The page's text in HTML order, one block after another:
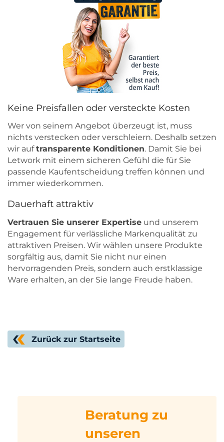
Keine Preisfallen oder versteckte Kosten
Wer von seinem Angebot überzeugt ist, muss
nichts verstecken oder verschleiern. Deshalb setzen
wir auftransparente Konditionen. Damit Sie bei
Letwork mit einem sicheren Gefühl die für Sie
passende Kaufentscheidung treffen können und
immer wiederkommen.
Dauerhaft attraktiv
Vertrauen Sie unserer Expertise und unserem
Engagement für verlässliche Markenqualität zu
attraktiven Preisen. Wir wählen unsere Produkte
sorgfältig aus, damit Sie nicht nur einen
hervorragenden Preis, sondern auch erstklassige
Ware erhalten, an der Sie lange Freude haben.
Zurück zur Startseite
Beratung zu
unseren